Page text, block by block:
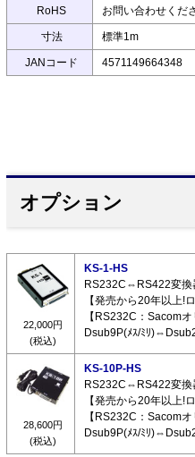
RoHS お問い合わせくだ
寸法 標準1m
JANコード 4571149664348
オプション
22,000円
(税込)
KS-1-HS
RS232C⇔RS422変換
【発売から20年以上!
【RS232C：Sacomオ
Dsub9P(ﾒｽ/ﾐﾘ
28,600円
(税込)
KS-10P-HS
RS232C⇔RS422変換
【発売から20年以上!
【RS232C：Sacomオ
Dsub9P(ﾒｽ/ﾐﾘ